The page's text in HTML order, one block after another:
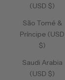
(USD $)
São Tomé &
Príncipe (USD
$)
Saudi Arabia
(USD $)